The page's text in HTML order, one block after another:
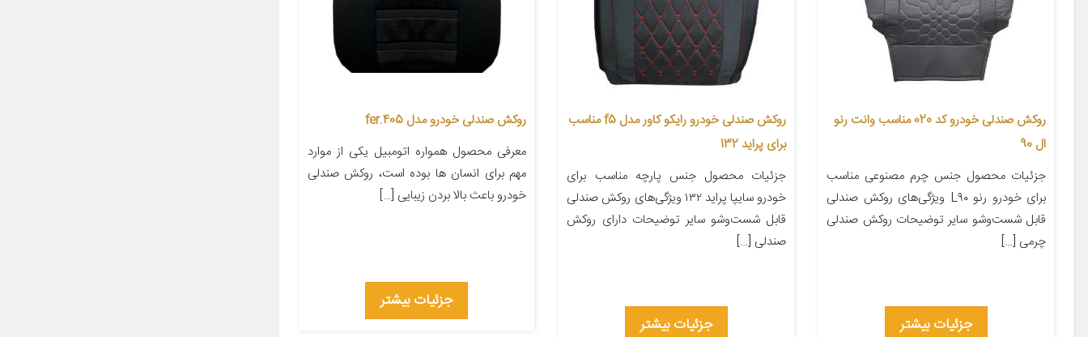
روکش صندلی خودرو کد 020 مناسب وانت رنو
ال 90
جزئیات محصول جنس چرم مصنوعی مناسب
برای خودرو رنو L۹۰ ویژگی‌های روکش صندلی
قابل شست‌وشو سایر توضیحات روکش صندلی
چرمی […]
جزئیات بیشتر
روکش صندلی خودرو رایکو کاور مدل f5 مناسب
برای پراید 132
جزئیات محصول جنس پارچه مناسب برای
خودرو سایپا پراید ۱۳۲ ویژگی‌های روکش صندلی
قابل شست‌وشو سایر توضیحات دارای روکش
صندلی […]
جزئیات بیشتر
روکش صندلی خودرو مدل fer.405
معرفی محصول همواره اتومبیل یکی از موارد
مهم برای انسان ها بوده است، روکش صندلی
خودرو باعث بالا بردن زیبایی […]
جزئیات بیشتر